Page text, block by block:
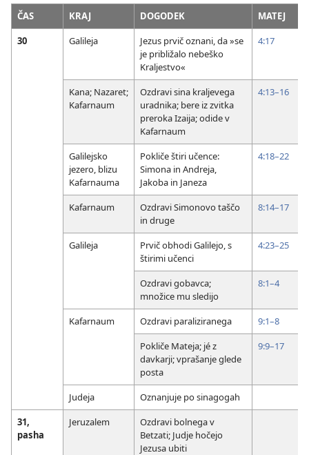
ČAS KRAJ DOGODEK
MATEJ
30
Galileja
Jezus prvič oznani, da »se
je približalo nebeško
Kraljestvo«
4:17
Kana; Nazaret;
Kafarnaum
Ozdravi sina kraljevega
uradnika; bere iz zvitka
preroka Izaija; odide v
Kafarnaum
4:13–16
Galilejsko
jezero, blizu
Kafarnauma
Pokliče štiri učence:
Simona in Andreja,
Jakoba in Janeza
4:18–22
Kafarnaum
Ozdravi Simonovo taščo
in druge
8:14–17
Galileja
Prvič obhodi Galilejo, s
štirimi učenci
4:23–25
Ozdravi gobavca;
množice mu sledijo
8:1–4
Kafarnaum Ozdravi paraliziranega
9:1–8
Pokliče Mateja; jé z
davkarji; vprašanje glede
posta
9:9–17
Judeja
Oznanjuje po sinagogah
31,
pasha
Jeruzalem
Ozdravi bolnega v
Betzati; Judje hočejo
Jezusa ubiti